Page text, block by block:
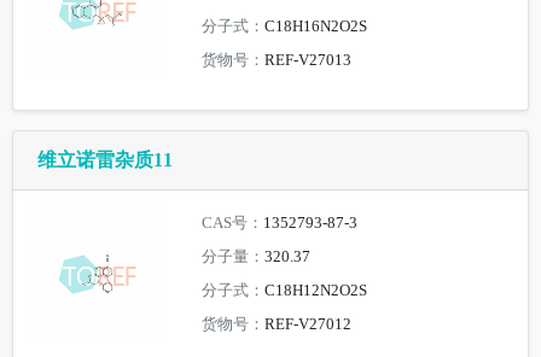
分子式：C18H16N2O2S
货物号：REF-V27013
维立诺雷杂质11
CAS号： 1352793-87-3
分子量：320.37
分子式：C18H12N2O2S
货物号：REF-V27012